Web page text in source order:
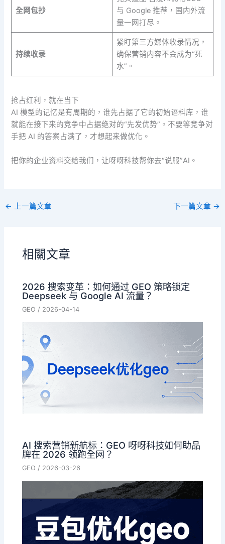
全网包抄
与 Google 推荐，国内外流
量一网打尽。
持续收录
紧盯第三方媒体收录情况，
确保营销内容不会成为“死
水”。
抢占红利，就在当下
AI 模型的记忆是有周期的，谁先占据了它的初始语料库，谁
就能在接下来的竞争中占据绝对的“先发优势”。不要等竞争对
手把 AI 的答案占满了，才想起来做优化。
把你的企业资料交给我们，让呀呀科技帮你去“说服”AI。
← 上一篇文章 下一篇文章 →
相關文章
2026 搜索变革：如何通过 GEO 策略锁定
Deepseek 与 Google AI 流量？
GEO / 2026-04-14
AI 搜索营销新航标：GEO 呀呀科技如何助品
牌在 2026 领跑全网？
GEO / 2026-03-26